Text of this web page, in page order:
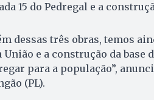
15 do Pedregal e a
dessas três obras, temos
União e a construção da base
para a população”,
(PL).